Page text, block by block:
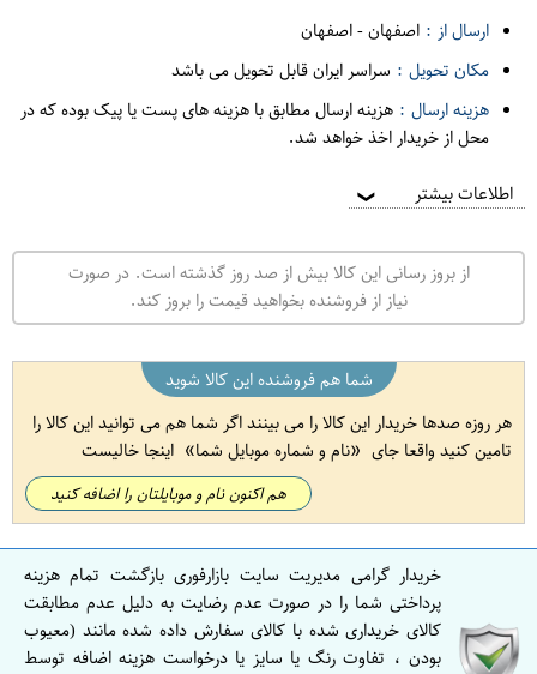
ارسال از : اصفهان-اصفهان
مکان تحویل : سراسر ایران قابل تحویل می باشد
هزینه ارسال : هزینه ارسال مطابق با هزینه های پست یا پیک بوده که در
محل از خریدار اخذ خواهد شد.
اطلاعات بیشتر ❯
از بروز رسانی این کالا بیش از صد روز گذشته است. در صورت
نیاز از فروشنده بخواهید قیمت را بروز کند.
شما هم فروشنده این کالا شوید
هر روزه صدها خریدار این کالا را می بینند اگر شما هم می توانید این کالا را
تامین کنید واقعا جای
نام و شماره موبایل شما اینجا خالیست
هم اکنون نام و موبایلتان را اضافه کنید
خریدار گرامی مدیریت سایت بازارفوری بازگشت تمام هزینه
پرداختی شما را در صورت عدم رضایت به دلیل عدم مطابقت
کالای خریداری شده با کالای سفارش داده شده مانند (معیوب
بودن ، تفاوت رنگ یا سایز یا درخواست هزینه اضافه توسط